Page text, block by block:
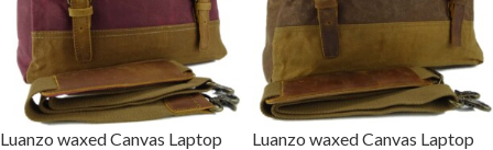
Luanzo waxed Canvas Laptop
Luanzo waxed Canvas Laptop